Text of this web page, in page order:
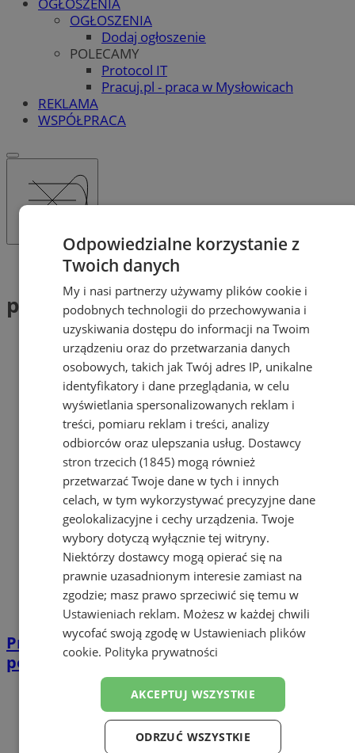
OGŁOSZENIA
Dodaj ogłoszenie
POLECAMY
Protocol IT
Pracuj.pl - praca w Mysłowicach
REKLAMA
WSPÓŁPRACA
Tag: przeciwdziałanie przemocy
przeciwdziałanie przemocy (2)
Przemoc w rodzinie – jak skorzystać z
pomocy Policji w Mysłowicach?
Odpowiedzialne korzystanie z
Twoich danych
My i nasi partnerzy używamy plików cookie i
podobnych technologii do przechowywania i
uzyskiwania dostępu do informacji na Twoim
urządzeniu oraz do przetwarzania danych
osobowych, takich jak Twój adres IP, unikalne
identyfikatory i dane przeglądania, w celu
wyświetlania spersonalizowanych reklam i
treści, pomiaru reklam i treści, analizy
odbiorców oraz ulepszania usług. Dostawcy
stron trzecich (1845) mogą również
przetwarzać Twoje dane w tych i innych
celach, w tym wykorzystywać precyzyjne dane
geolokalizacyjne i cechy urządzenia. Twoje
wybory dotyczą wyłącznie tej witryny.
Niektórzy dostawcy mogą opierać się na
prawnie uzasadnionym interesie zamiast na
zgodzie; masz prawo sprzeciwić się temu w
Ustawieniach reklam. Możesz w każdej chwili
wycofać swoją zgodę w Ustawieniach plików
cookie. Polityka prywatności
AKCEPTUJ WSZYSTKIE
ODRZUĆ WSZYSTKIE